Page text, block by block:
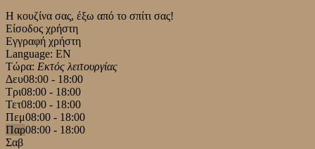
Η κουζίνα σας, έξω από το σπίτι σας!
Είσοδος χρήστη
Εγγραφή χρήστη
Language: EN
Τώρα: Εκτός λειτουργίας
Δευ08:00 - 18:00
Τρι08:00 - 18:00
Τετ08:00 - 18:00
Πεμ08:00 - 18:00
Παρ08:00 - 18:00
Σαβ